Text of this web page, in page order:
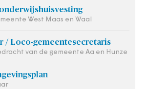
West Maas en Waal
/ Loco-gemeentesecretaris
van de gemeente Aa en Hunze